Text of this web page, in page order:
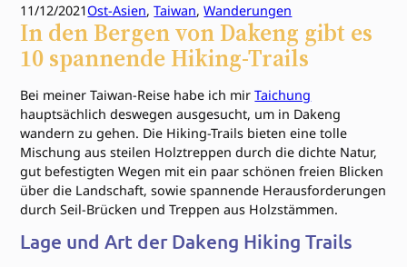
11/12/2021Ost-Asien, Taiwan, Wanderungen
In den Bergen von Dakeng gibt es
10 spannende Hiking-Trails
Bei meiner Taiwan-Reise habe ich mirTaichung
hauptsächlich deswegen ausgesucht, um in Dakeng
wandern zu gehen. Die Hiking-Trails bieten eine tolle
Mischung aus steilen Holztreppen durch die dichte Natur,
gut befestigten Wegen mit ein paar schönen freien Blicken
über die Landschaft, sowie spannende Herausforderungen
durch Seil-Brücken und Treppen aus Holzstämmen.
Lage und Art der Dakeng Hiking Trails